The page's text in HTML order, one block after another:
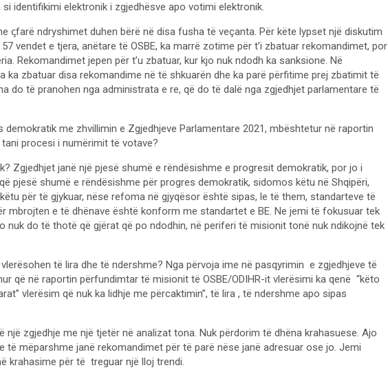
identifikimi elektronik i zgjedhësve apo votimi elektronik.
ꞔfarë ndryshimet duhen bërë në disa fusha të veçanta. Për këte lypset një diskutim
vendet e tjera, anëtare të OSBE, ka marrë zotime për t’i zbatuar rekomandimet, por
Rekomandimet jepen për t’u zbatuar, kur kjo nuk ndodh ka sanksione. Në
ka zbatuar disa rekomandime në të shkuarën dhe ka parë përfitime prej zbatimit të
do të pranohen nga administrata e re, që do të dalë nga zgjedhjet parlamentare të
demokratik me zhvillimin e Zgjedhjeve Parlamentare 2021, mbështetur në raportin
procesi i numërimit të votave?
Zgjedhjet janë një pjesë shumë e rëndësishme e progresit demokratik, por jo i
pjesë shumë e rëndësishme për progres demokratik, sidomos këtu në Shqipëri,
për të gjykuar, nëse refoma në gjyqësor është sipas, le të them, standarteve të
mbrojten e të dhënave është konform me standartet e BE. Ne jemi të fokusuar tek
nuk do të thotë që gjërat që po ndodhin, në periferi të misionit tonë nuk ndikojnë tek
të lira dhe të ndershme? Nga përvoja ime në pasqyrimin e zgjedhjeve të
që në raportin përfundimtar të misionit të OSBE/ODIHR-it vlerësimi ka qenë “këto
vlerësim që nuk ka lidhje me përcaktimin”, të lira , të ndershme apo sipas
një zgjedhje me një tjetër në analizat tona. Nuk përdorim të dhëna krahasuese. Ajo
të mëparshme janë rekomandimet për të parë nëse janë adresuar ose jo. Jemi
krahasime për të treguar një lloj trendi.